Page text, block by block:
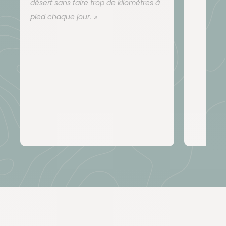
cuisinière : nous avons effectivement fait le choix
accompagnées de fruits, de jus et du traditionnel
désert sans faire trop de kilomètres à
pied chaque jour.